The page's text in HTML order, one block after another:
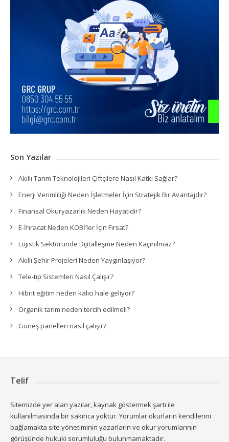
Son Yazılar
Akıllı Tarım Teknolojileri Çiftçilere Nasıl Katkı Sağlar?
Enerji Verimliliği Neden İşletmeler İçin Stratejik Bir Avantajdır?
Finansal Okuryazarlık Neden Hayatidir?
E-İhracat Neden KOBİ’ler İçin Fırsat?
Lojistik Sektöründe Dijitalleşme Neden Kaçınılmaz?
Akıllı Şehir Projeleri Neden Yaygınlaşıyor?
Tele-tıp Sistemleri Nasıl Çalışır?
Hibrit eğitim neden kalıcı hale geliyor?
Organik tarım neden tercih edilmeli?
Güneş panelleri nasıl çalışır?
Telif
Sitemizde yer alan yazılar, kaynak göstermek şartı ile
kullanılmasında bir sakınca yoktur. Yorumlar okurların kendilerini
bağlamakta site yönetiminin yazarların ve okur yorumlarının
görüşünde hukuki sorumluluğu bulunmamaktadır.